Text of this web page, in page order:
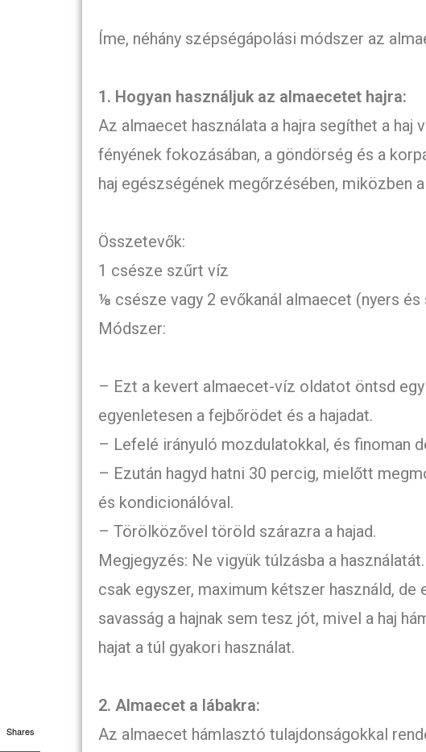
Íme, néhány szépségápolási módszer az
1. Hogyan használjuk az almaecetet hajra:
Az almaecet használata a hajra segíthet a haj
fényének fokozásában, a göndörség és a
haj egészségének megőrzésében, miközben
Összetevők:
1 csésze szűrt víz
⅛ csésze vagy 2 evőkanál almaecet (nyers
Módszer:
– Ezt a kevert almaecet-víz oldatot öntsd
egyenletesen a fejbőrödet és a hajadat.
– Lefelé irányuló mozdulatokkal, és finoman
– Ezután hagyd hatni 30 percig, mielőtt
és kondicionálóval.
– Törölközővel töröld szárazra a hajad.
Megjegyzés: Ne vigyük túlzásba a
csak egyszer, maximum kétszer használd,
savasság a hajnak sem tesz jót, mivel a haj
hajat a túl gyakori használat.
2. Almaecet a lábakra:
Az almaecet hámlasztó tulajdonságokkal
Shares